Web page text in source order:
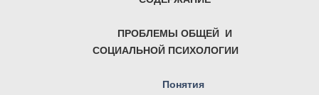
ПРОБЛЕМЫ ОБЩЕЙ И
СОЦИАЛЬНОЙ ПСИХОЛОГИИ
Понятия